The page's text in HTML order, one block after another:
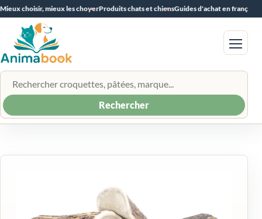
Mieux choisir, mieux les choyerProduits chats et chiensGuides d'achat en français
Rechercher un produit
Rechercher
Menu